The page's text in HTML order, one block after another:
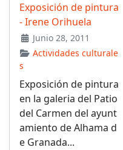
Exposición de pintura
- Irene Orihuela
Junio 28, 2011
Actividades culturale
s
Exposición de pintura
en la galeria del Patio
del Carmen del ayunt
amiento de Alhama d
e Granada...